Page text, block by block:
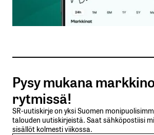
Sähköpostiosoitteesi
Tilaa SalkunRakentajan
Lähetä kommentti
Pysy mukana
rytmissä!
SR-uutiskirje on yksi Suomen
talouden uutiskirjeistä. Saat sähköpostiisi
sisällöt kolmesti viikossa.